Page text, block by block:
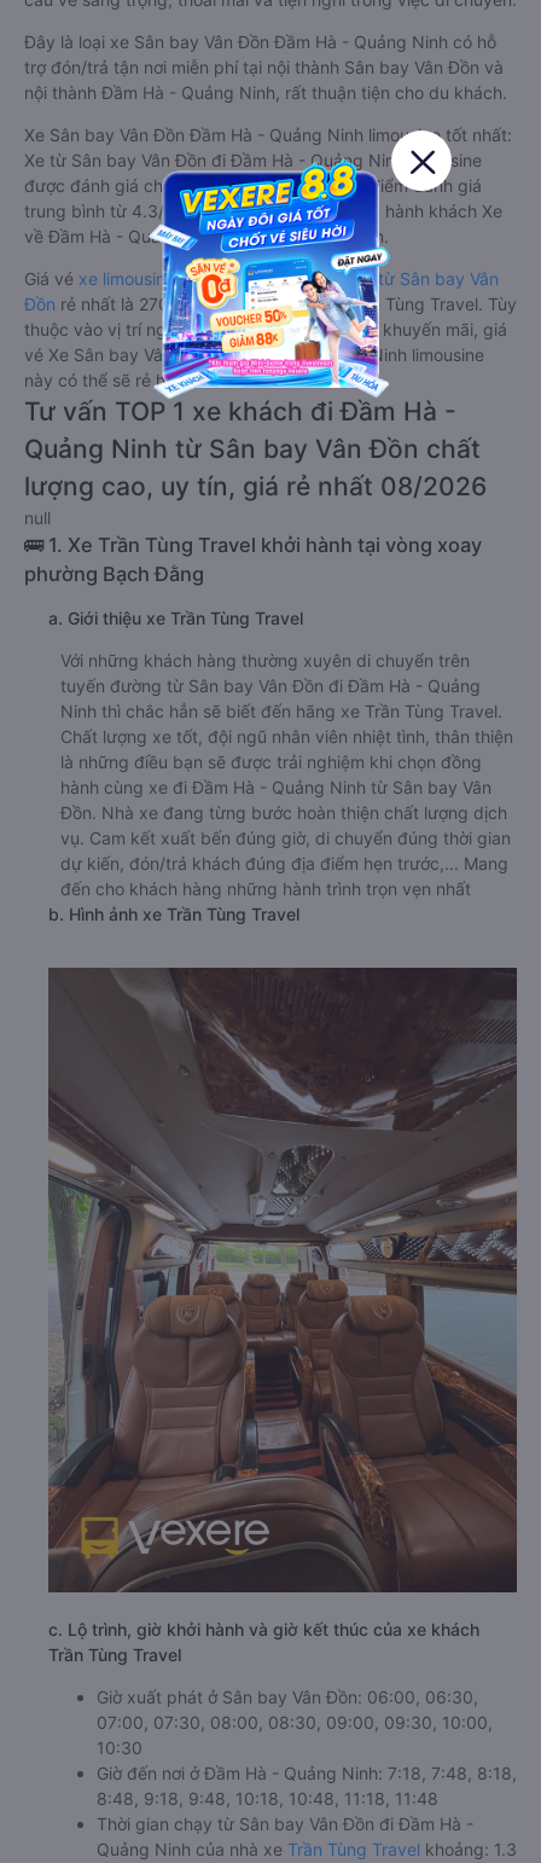
Đây là loại xe Sân bay Vân Đồn Đầm Hà - Quảng Ninh có hỗ
trợ đón/trả tận nơi miễn phí tại nội thành Sân bay Vân Đồn và
nội thành Đầm Hà - Quảng Ninh, rất thuận tiện cho du khách.
Xe Sân bay Vân Đồn Đầm Hà - Quảng Ninh limousine tốt nhất:
Xe từ Sân bay Vân Đồn đi Đầm Hà - Quảng Ninh limousine
được đánh giá chung có chất lượng Tốt với điểm đánh giá
trung bình từ 4.3/5 dựa trên 83 phản hồi của hành khách Xe
về Đầm Hà - Quảng Ninh từ Sân bay Vân Đồn.
Giá vé xe limousine đi Đầm Hà - Quảng Ninh từ Sân bay Vân
Đồn rẻ nhất là 270000VND của hãng xe Trần Tùng Travel. Tùy
thuộc vào vị trí ngồi của bạn và chương trình khuyến mãi, giá
vé Xe Sân bay Vân Đồn đi Đầm Hà - Quảng Ninh limousine
này có thể sẽ rẻ hơn
Tư vấn TOP 1 xe khách đi Đầm Hà -
Quảng Ninh từ Sân bay Vân Đồn chất
lượng cao, uy tín, giá rẻ nhất 08/2026
null
🚌 1. Xe Trần Tùng Travel khởi hành tại vòng xoay
phường Bạch Đằng
a. Giới thiệu xe Trần Tùng Travel
Với những khách hàng thường xuyên di chuyển trên
tuyến đường từ Sân bay Vân Đồn đi Đầm Hà - Quảng
Ninh thì chắc hẳn sẽ biết đến hãng xe Trần Tùng Travel.
Chất lượng xe tốt, đội ngũ nhân viên nhiệt tình, thân thiện
là những điều bạn sẽ được trải nghiệm khi chọn đồng
hành cùng xe đi Đầm Hà - Quảng Ninh từ Sân bay Vân
Đồn. Nhà xe đang từng bước hoàn thiện chất lượng dịch
vụ. Cam kết xuất bến đúng giờ, di chuyển đúng thời gian
dự kiến, đón/trả khách đúng địa điểm hẹn trước,... Mang
đến cho khách hàng những hành trình trọn vẹn nhất
b. Hình ảnh xe Trần Tùng Travel
c. Lộ trình, giờ khởi hành và giờ kết thúc của xe khách
Trần Tùng Travel
Giờ xuất phát ở Sân bay Vân Đồn: 06:00, 06:30,
07:00, 07:30, 08:00, 08:30, 09:00, 09:30, 10:00,
10:30
Giờ đến nơi ở Đầm Hà - Quảng Ninh: 7:18, 7:48, 8:18,
8:48, 9:18, 9:48, 10:18, 10:48, 11:18, 11:48
Thời gian chạy từ Sân bay Vân Đồn đi Đầm Hà -
Quảng Ninh của nhà xe Trần Tùng Travel khoảng: 1.3